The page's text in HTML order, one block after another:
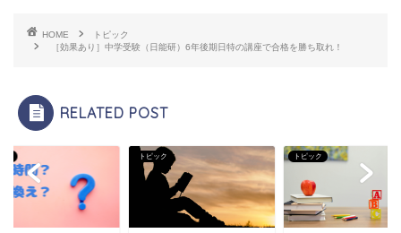
HOME
トピック
［効果あり］中学受験（日能研）6年後期日特の講座で合格を勝ち取れ！
RELATED POST
トピック トピック